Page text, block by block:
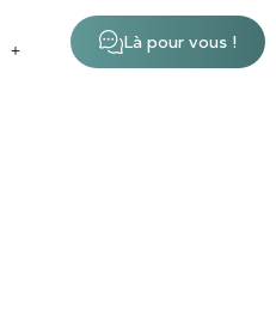
Là pour vous !